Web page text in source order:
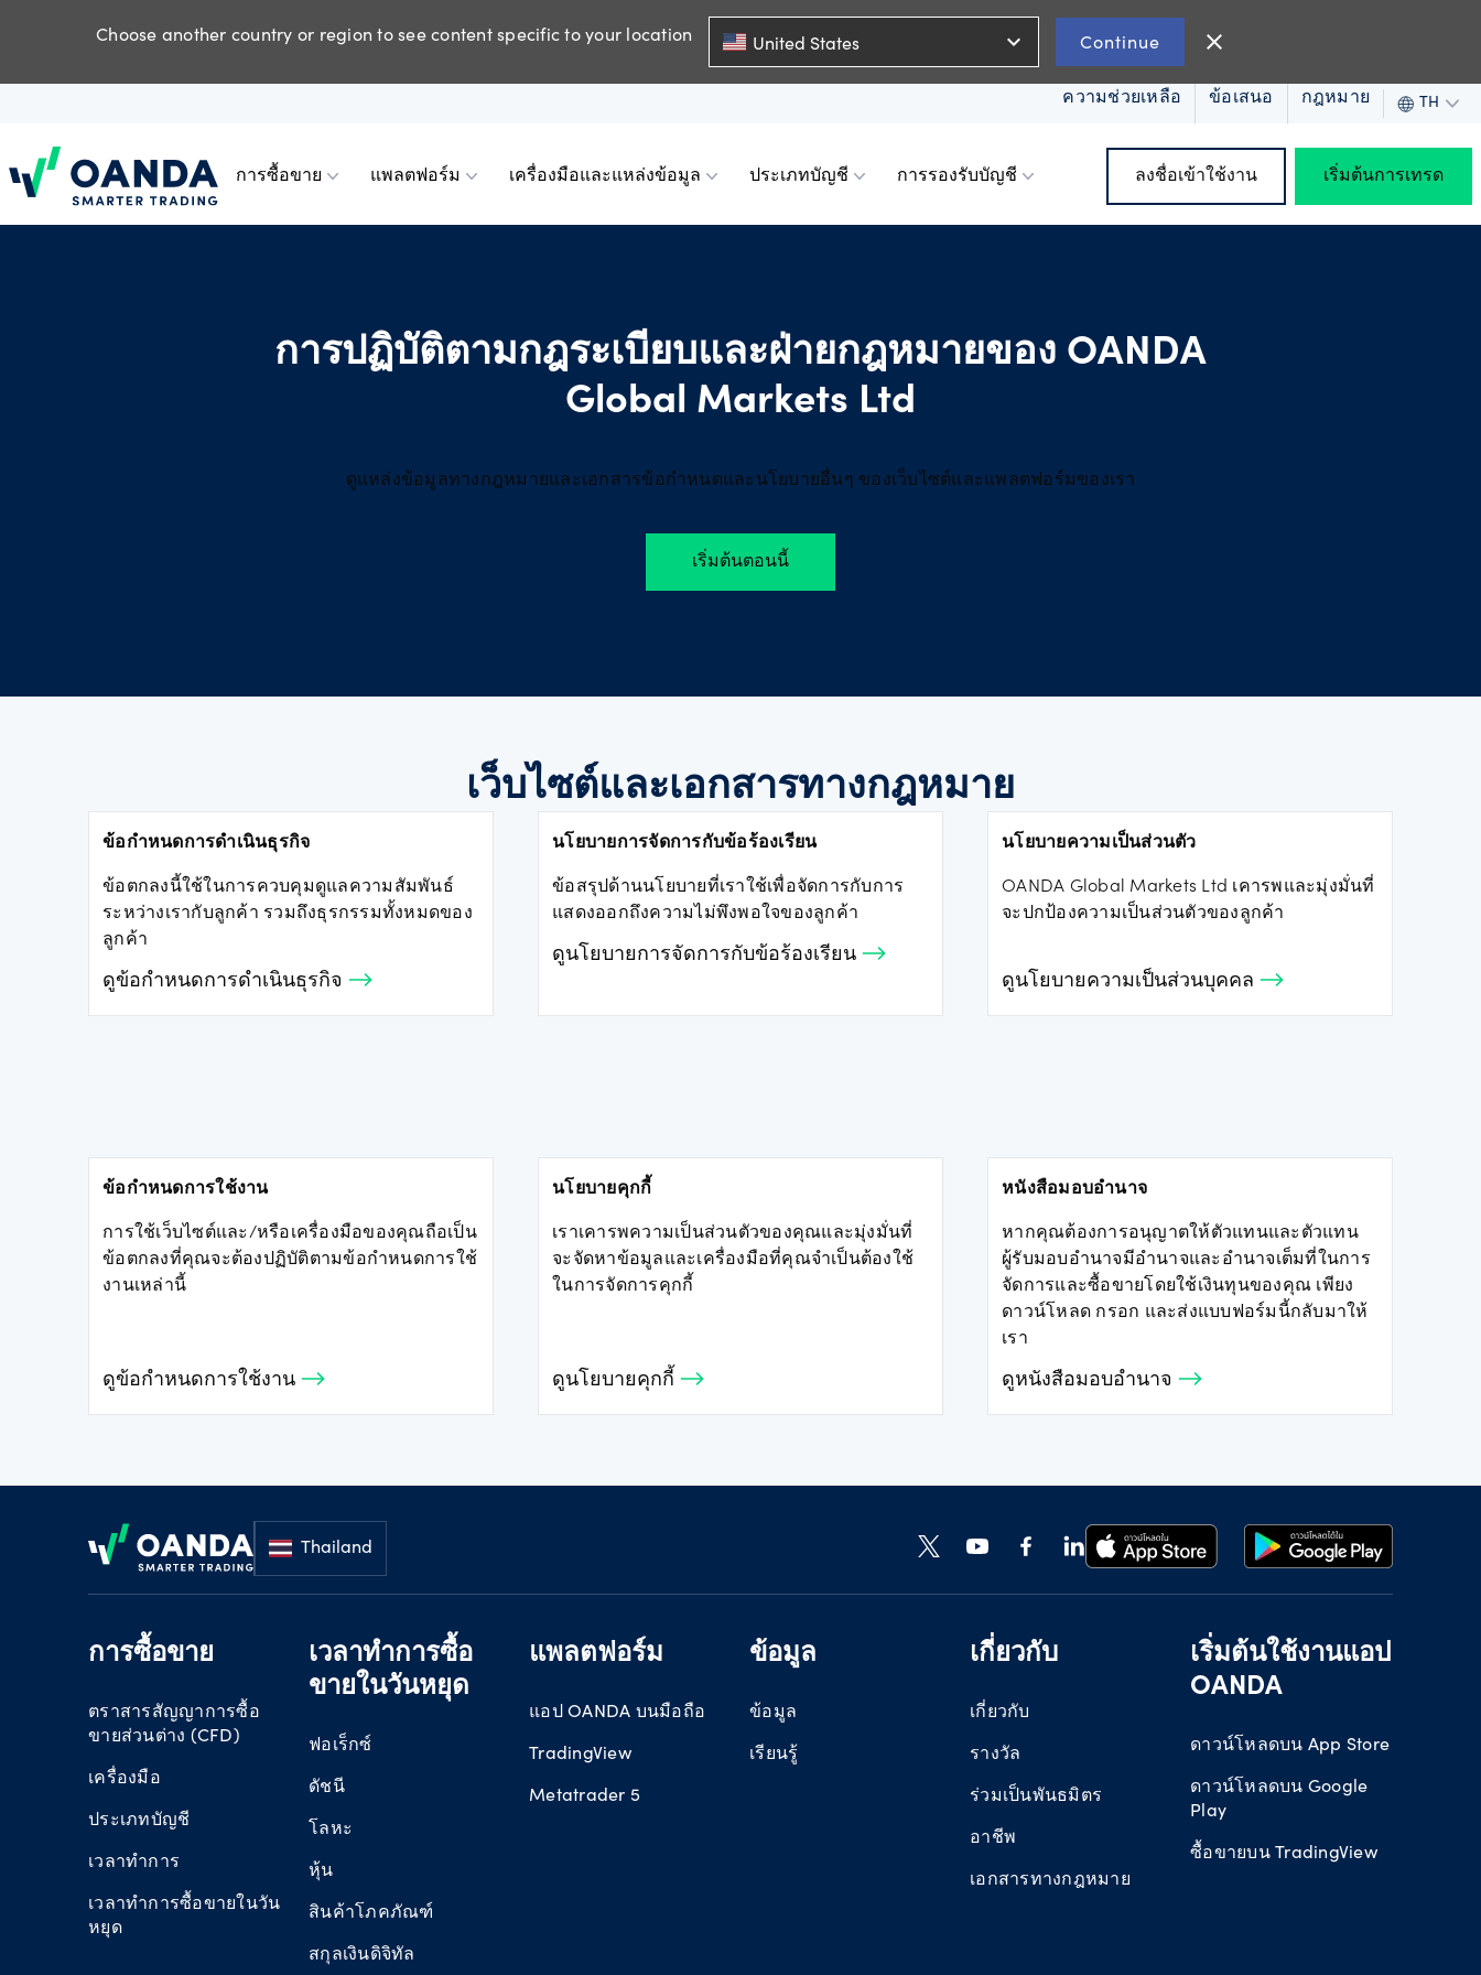
Choose another country or region to see content specific to your location United States expand_more Continue close
ความช่วยเหลือ ข้อเสนอ กฎหมาย TH
Oanda การซื้อขาย
เทรดตราสารสัญญาการซื้อขายส่วนต่าง
สเปรดและมาร์จิ้น
การคำนวณกำไรและขาดทุน
การกำหนดราคาของเรา
ต้นทุนทางการเงิน
เวลาทำการซื้อขายในวันหยุด
แพลตฟอร์ม
เลือกระหว่าง TradingView, MT5, กับแอ
TradingView
ความลึกของตลาด
เครื่องมือและแหล่งข้อมูล
เครื่องมือพรีเมียมของ
ประเภทบัญชี
พบกับความแตกต่างระหว่างประเภท
การรองรับบัญชี
ดูวิธีเปิดบัญชีและวิธีฝากหรือถอนเงิน
การฝากและถอนเงิน
ลงชื่อเข้าใช้งาน เริ่มต้นการเทรด
การปฏิบัติตามกฎระเบียบและฝ่ายกฎหมายของ OANDA
Global Markets Ltd
ดูแหล่งข้อมูลทางกฎหมายและเอกสารข้อกำหนดและนโยบายอื่นๆ ของเว็บไซต์และแพลตฟอร์มของเรา
เริ่มต้นตอนนี้
เว็บไซต์และเอกสารทางกฎหมาย
ข้อกำหนดการดำเนินธุรกิจ
ข้อตกลงนี้ใช้ในการควบคุมดูแลความสัมพันธ์
ระหว่างเรากับลูกค้า รวมถึงธุรกรรมทั้งหมดของ
ลูกค้า
ดูข้อกำหนดการดำเนินธุรกิจ
นโยบายการจัดการกับข้อร้องเรียน
ข้อสรุปด้านนโยบายที่เราใช้เพื่อจัดการกับการ
แสดงออกถึงความไม่พึงพอใจของลูกค้า
ดูนโยบายการจัดการกับข้อร้องเรียน
นโยบายความเป็นส่วนตัว
OANDA Global Markets Ltd เคารพและมุ่งมั่นที่
จะปกป้องความเป็นส่วนตัวของลูกค้า
ดูนโยบายความเป็นส่วนบุคคล
ข้อกำหนดการใช้งาน
การใช้เว็บไซต์และ/หรือเครื่องมือของคุณถือเป็น
ข้อตกลงที่คุณจะต้องปฏิบัติตามข้อกำหนดการใช้
งานเหล่านี้
ดูข้อกำหนดการใช้งาน
นโยบายคุกกี้
เราเคารพความเป็นส่วนตัวของคุณและมุ่งมั่นที่
จะจัดหาข้อมูลและเครื่องมือที่คุณจำเป็นต้องใช้
ในการจัดการคุกกี้
ดูนโยบายคุกกี้
หนังสือมอบอำนาจ
หากคุณต้องการอนุญาตให้ตัวแทนและตัวแทน
ผู้รับมอบอำนาจมีอำนาจและอำนาจเต็มที่ในการ
จัดการและซื้อขายโดยใช้เงินทุนของคุณ เพียง
ดาวน์โหลด กรอก และส่งแบบฟอร์มนี้กลับมาให้
เรา
ดูหนังสือมอบอำนาจ
Thailand
การซื้อขาย
ตราสารสัญญาการซื้อ
ขายส่วนต่าง (CFD)
เครื่องมือ
ประเภทบัญชี
เวลาทำการ
เวลาทำการซื้อขายในวัน
หยุด
เวลาทำการซื้อ
ขายในวันหยุด
ฟอเร็กซ์
ดัชนี
โลหะ
หุ้น
สินค้าโภคภัณฑ์
สกุลเงินดิจิทัล
แพลตฟอร์ม
แอป OANDA บนมือถือ
TradingView
Metatrader 5
ข้อมูล
ข้อมูล
เรียนรู้
เกี่ยวกับ
เกี่ยวกับ
รางวัล
ร่วมเป็นพันธมิตร
อาชีพ
เอกสารทางกฎหมาย
เริ่มต้นใช้งานแอป
OANDA
ดาวน์โหลดบน App Store
ดาวน์โหลดบน Google
Play
ซื้อขายบน TradingView